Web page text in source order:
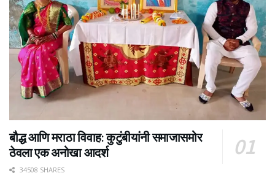
बौद्ध आणि मराठा विवाह: कुटुंबीयांनी समाजासमोर
ठेवला एक अनोखा आदर्श
34508 SHARES